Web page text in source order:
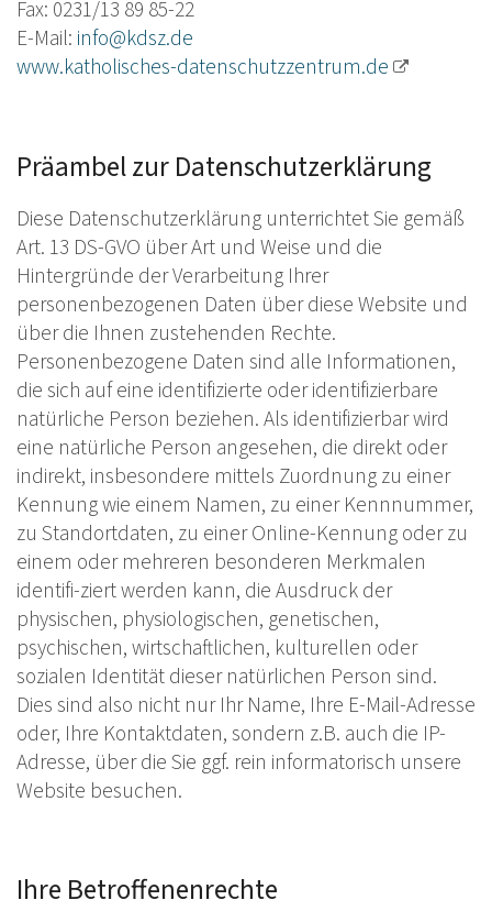
Fax: 0231/13 89 85-22
E-Mail: info@kdsz.de
www.katholisches-datenschutzzentrum.de
Präambel zur Datenschutzerklärung
Diese Datenschutzerklärung unterrichtet Sie gemäß
Art. 13 DS-GVO über Art und Weise und die
Hintergründe der Verarbeitung Ihrer
personenbezogenen Daten über diese Website und
über die Ihnen zustehenden Rechte.
Personenbezogene Daten sind alle Informationen,
die sich auf eine identifizierte oder identifizierbare
natürliche Person beziehen. Als identifizierbar wird
eine natürliche Person angesehen, die direkt oder
indirekt, insbesondere mittels Zuordnung zu einer
Kennung wie einem Namen, zu einer Kennnummer,
zu Standortdaten, zu einer Online-Kennung oder zu
einem oder mehreren besonderen Merkmalen
identifi-ziert werden kann, die Ausdruck der
physischen, physiologischen, genetischen,
psychischen, wirtschaftlichen, kulturellen oder
sozialen Identität dieser natürlichen Person sind.
Dies sind also nicht nur Ihr Name, Ihre E-Mail-Adresse
oder‚ Ihre Kontaktdaten, sondern z.B. auch die IP-
Adresse, über die Sie ggf. rein informatorisch unsere
Website besuchen.
Ihre Betroffenenrechte